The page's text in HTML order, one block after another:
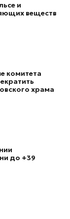
и
веществ
комитета
храма
до +39